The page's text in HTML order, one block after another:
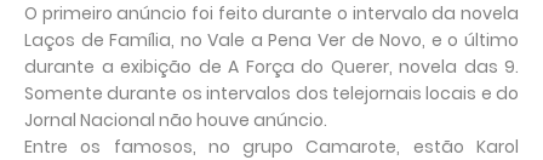
O primeiro anúncio foi feito durante o intervalo da novela
Laços de Família, no Vale a Pena Ver de Novo, e o último
durante a exibição de A Força do Querer, novela das 9.
Somente durante os intervalos dos telejornais locais e do
Jornal Nacional não houve anúncio.
Entre os famosos, no grupo Camarote, estão Karol